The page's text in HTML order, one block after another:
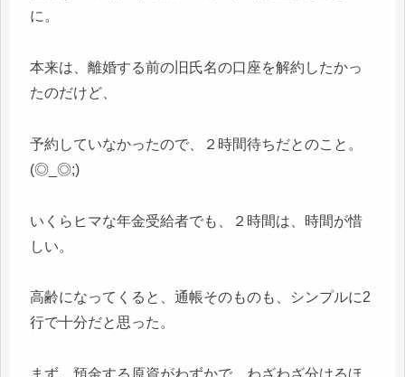
に。
本来は、離婚する前の旧氏名の口座を解約したかっ
たのだけど、
予約していなかったので、２時間待ちだとのこと。
(◎_◎;)
いくらヒマな年金受給者でも、２時間は、時間が惜
しい。
高齢になってくると、通帳そのものも、シンプルに2
行で十分だと思った。